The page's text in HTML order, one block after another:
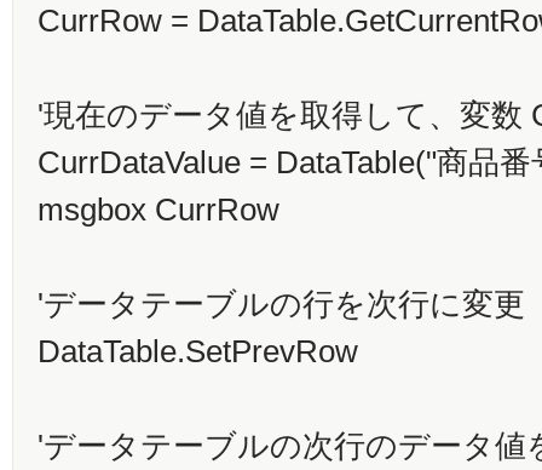
CurrRow =
'現在のデータ値を取得して、変数
CurrDataValue = DataTable("商品
msgbox CurrRow
'データテーブルの行を次行に変更
DataTable.SetPrevRow
'データテーブルの次行のデータ値